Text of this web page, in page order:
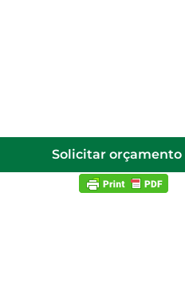
Solicitar orçamento